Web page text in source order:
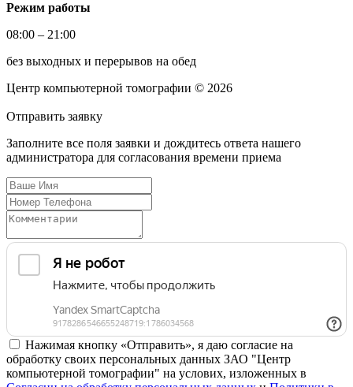
Режим работы
08:00 – 21:00
без выходных и перерывов на обед
Центр компьютерной томографии © 2026
Отправить заявку
Заполните все поля заявки и дождитесь ответа нашего
администратора для согласования времени приема
Нажимая кнопку «Отправить», я даю согласие на
обработку своих персональных данных ЗАО "Центр
компьютерной томографии" на услових, изложенных в